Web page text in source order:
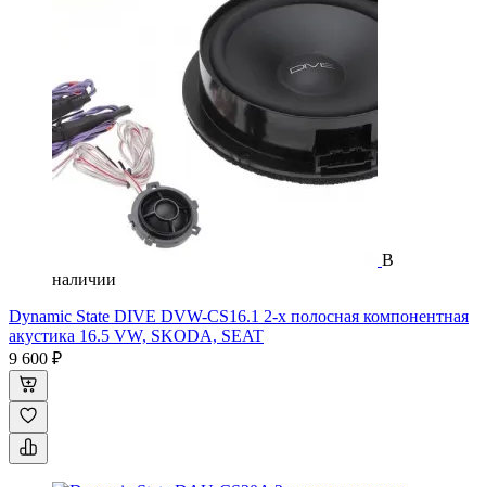
В
наличии
Dynamic State DIVE DVW-CS16.1 2-х полосная компонентная
акустика 16.5 VW, SKODA, SEAT
9 600 ₽